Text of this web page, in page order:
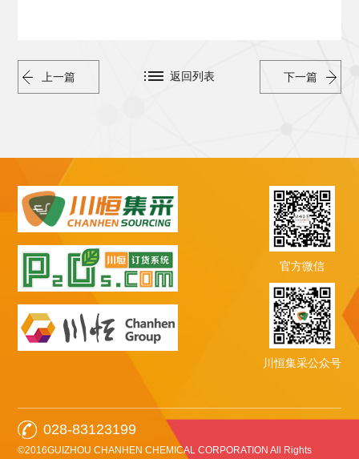
上一篇 下一篇
返回列表
官方微信
川恒集采公众号
028-83123199
©2016GUIZHOU CHANHEN CHEMICAL CORPORATION All Rights